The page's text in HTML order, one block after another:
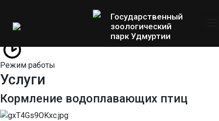
Государственный
зоологический
парк Удмуртии
Режим работы
Услуги
Кормление водоплавающих птиц